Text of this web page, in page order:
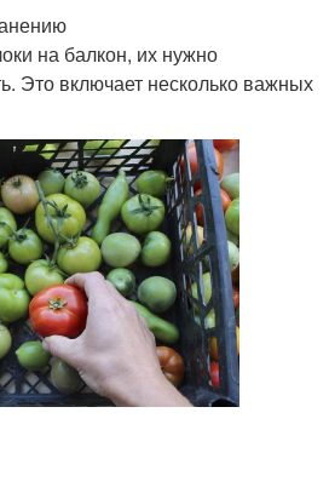
на балкон, их нужно
Это включает несколько важных